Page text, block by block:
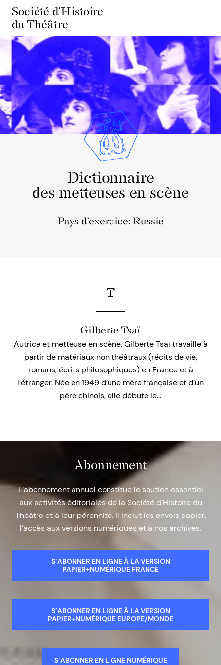
Société d'Histoire
du Théâtre
Dictionnaire
des metteuses en scène
Pays d'exercice: Russie
T
Gilberte Tsaï
Autrice et metteuse en scène, Gilberte Tsaï travaille à
partir de matériaux non théâtraux (récits de vie,
romans, écrits philosophiques) en France et à
l’étranger. Née en 1949 d’une mère française et d’un
père chinois, elle débute le…
Abonnement
L’abonnement annuel constitue le soutien essentiel
aux activités éditoriales de la Société d’Histoire du
Théâtre et à leur pérennité. Il inclut les envois papier,
l’accès aux versions numériques et à nos archives.
S’ABONNER EN LIGNE À LA VERSION
PAPIER+NUMÉRIQUE FRANCE
S’ABONNER EN LIGNE À LA VERSION
PAPIER+NUMÉRIQUE EUROPE/MONDE
S’ABONNER EN LIGNE NUMÉRIQUE